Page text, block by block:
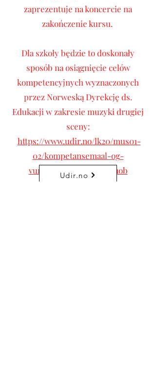
zaprezentuje na koncercie na
zakończenie kursu.
Dla szkoły będzie to doskonały
sposób na osiągnięcie celów
kompetencyjnych wyznaczonych
przez Norweską Dyrekcję ds.
Edukacji w zakresie muzyki drugiej
sceny:
https://www.udir.no/lk20/mus01-
02/kompetansemaal-og-
vurdering/kv193?lang=nob
Udir.no